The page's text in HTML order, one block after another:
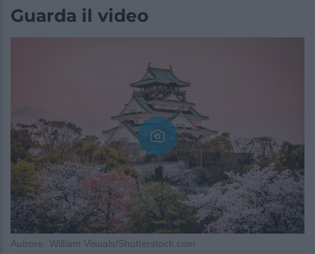
Guarda il video
Autrore: William.Visuals/Shutterstock.com